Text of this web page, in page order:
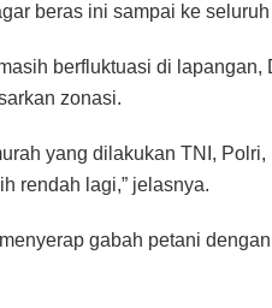
beras ini sampai ke
berfluktuasi di
zonasi.
yang dilakukan TNI,
rendah lagi,” jelasnya.
gabah petani